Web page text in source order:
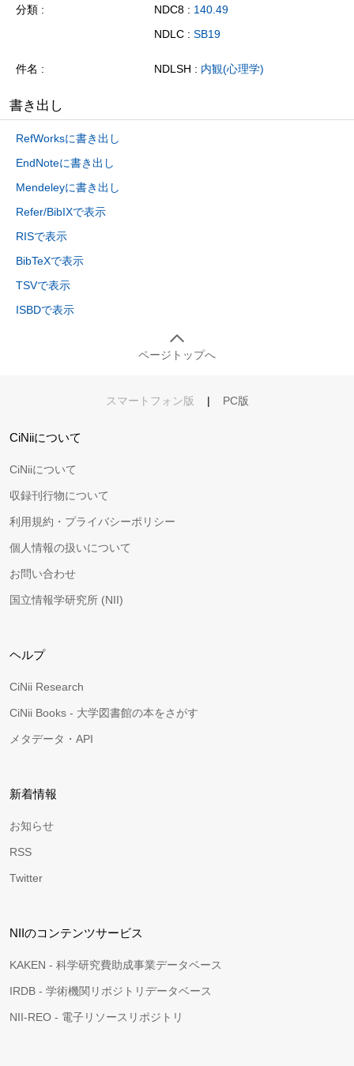
分類 NDC8 : 140.49
NDLC : SB19
件名 NDLSH : 内観(心理学)
書き出し
RefWorksに書き出し
EndNoteに書き出し
Mendeleyに書き出し
Refer/BibIXで表示
RISで表示
BibTeXで表示
TSVで表示
ISBDで表示
ページトップへ
スマートフォン版 | PC版
CiNiiについて
CiNiiについて
収録刊行物について
利用規約・プライバシーポリシー
個人情報の扱いについて
お問い合わせ
国立情報学研究所 (NII)
ヘルプ
CiNii Research
CiNii Books - 大学図書館の本をさがす
メタデータ・API
新着情報
お知らせ
RSS
Twitter
NIIのコンテンツサービス
KAKEN - 科学研究費助成事業データベース
IRDB - 学術機関リポジトリデータベース
NII-REO - 電子リソースリポジトリ